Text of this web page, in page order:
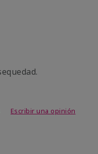
5
Escribir una opinión